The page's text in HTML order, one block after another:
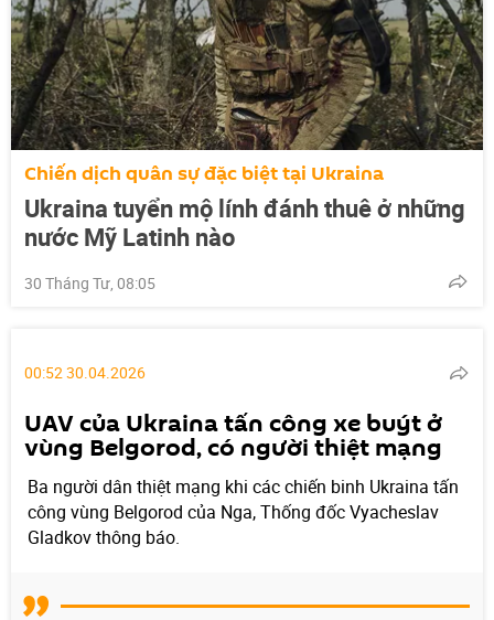
Chiến dịch quân sự đặc biệt tại Ukraina
Ukraina tuyển mộ lính đánh thuê ở những
nước Mỹ Latinh nào
30 Tháng Tư, 08:05
00:52 30.04.2026
UAV của Ukraina tấn công xe buýt ở
vùng Belgorod, có người thiệt mạng
Ba người dân thiệt mạng khi các chiến binh Ukraina tấn
công vùng Belgorod của Nga, Thống đốc Vyacheslav
Gladkov thông báo.